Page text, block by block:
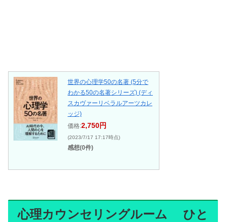
世界の心理学50の名著 (5分で
わかる50の名著シリーズ) (ディ
スカヴァーリベラルアーツカレ
ッジ)
価格:2,750円
(2023/7/17 17:17時点)
感想(0件)
心理カウンセリングルーム ひと